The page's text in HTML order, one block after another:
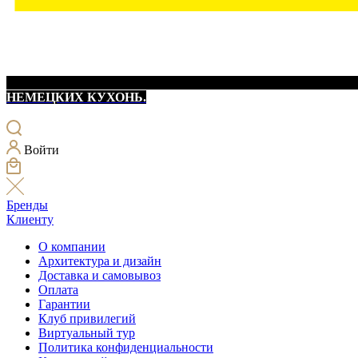
НЕМЕЦКИХ КУХОНЬ.
Войти
Бренды
Клиенту
О компании
Архитектура и дизайн
Доставка и самовывоз
Оплата
Гарантии
Клуб привилегий
Виртуальный тур
Политика конфиденциальности